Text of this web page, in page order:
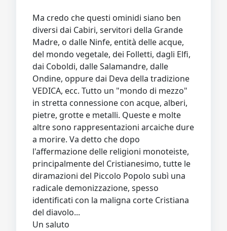
Ma credo che questi ominidi siano ben
diversi dai Cabiri, servitori della Grande
Madre, o dalle Ninfe, entità delle acque,
del mondo vegetale, dei Folletti, dagli Elfi,
dai Coboldi, dalle Salamandre, dalle
Ondine, oppure dai Deva della tradizione
VEDICA, ecc. Tutto un "mondo di mezzo"
in stretta connessione con acque, alberi,
pietre, grotte e metalli. Queste e molte
altre sono rappresentazioni arcaiche dure
a morire. Va detto che dopo
l'affermazione delle religioni monoteiste,
principalmente del Cristianesimo, tutte le
diramazioni del Piccolo Popolo subì una
radicale demonizzazione, spesso
identificati con la maligna corte Cristiana
del diavolo...
Un saluto